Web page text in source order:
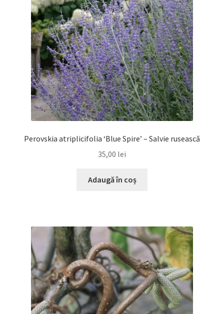
Perovskia atriplicifolia ‘Blue Spire’ – Salvie rusească
35,00 lei
Adaugă în coș